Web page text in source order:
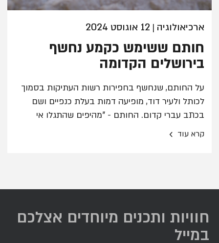
ארכיאולוגיה | 12 אוגוסט 2024
חותם ששימש כקמע נחשף
בירושלים הקדומה
על החותם, שנחשף בחפירות רשות העתיקות בסמוך
לכותל ולעיר דוד, מופיעה דמות בעלת כנפיים ושם
בכתב עברי קדום. החותם - "מהיפים שהתגלו אי
קרא עוד ›
חוויות ותכנים מיוחדים אצלכם
במייל